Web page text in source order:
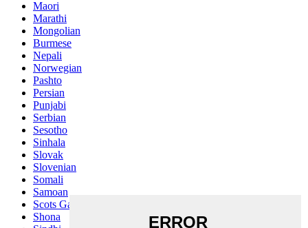
Maori
Marathi
Mongolian
Burmese
Nepali
Norwegian
Pashto
Persian
Punjabi
Serbian
Sesotho
Sinhala
Slovak
Slovenian
Somali
Samoan
Scots Gaelic
Shona